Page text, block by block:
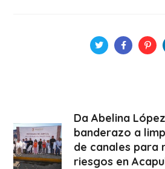
Da Abelina López
banderazo a
de canales para
riesgos en